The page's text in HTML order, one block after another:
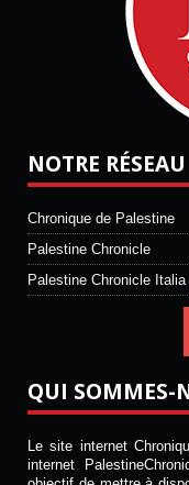
NOTRE RÉSEAU
Chronique de Palestine
Palestine Chronicle
Palestine Chronicle Italia
QUI SOMMES-
Le site internet
internet